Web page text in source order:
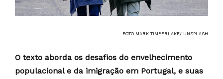
FOTO MARK TIMBERLAKE/ UNSPLASH
O texto aborda os desafios do envelhecimento
populacional e da imigração em Portugal, e suas